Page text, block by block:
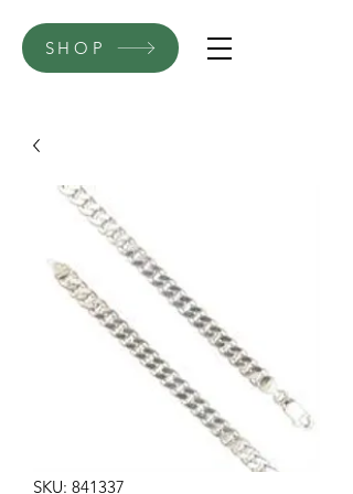
SHOP
SKU: 841337